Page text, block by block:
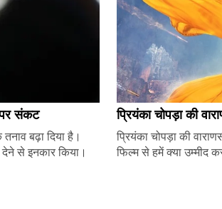
पर संकट
बढ़ा दिया है।
से इनकार किया।
प्रियंका चोपड़ा की
प्रियंका चोपड़ा की
फिल्म से हमें क्या उम्मीद